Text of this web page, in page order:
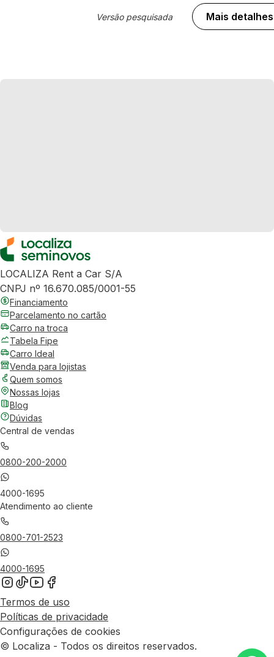
Versão pesquisada Mais detalhes
LOCALIZA Rent a Car S/A
CNPJ nº 16.670.085/0001-55
Financiamento
Parcelamento no cartão
Carro na troca
Tabela Fipe
Carro Ideal
Venda para lojistas
Quem somos
Nossas lojas
Blog
Dúvidas
Central de vendas
0800-200-2000
4000-1695
Atendimento ao cliente
0800-701-2523
4000-1695
Termos de uso
Políticas de privacidade
Configurações de cookies
© Localiza - Todos os direitos reservados.